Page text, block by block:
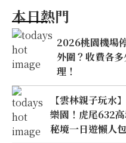
本日熱門
2026桃園機場
外圍？收費各
理！
【雲林親子玩水
樂園！虎尾632
秘境一日遊懶人包